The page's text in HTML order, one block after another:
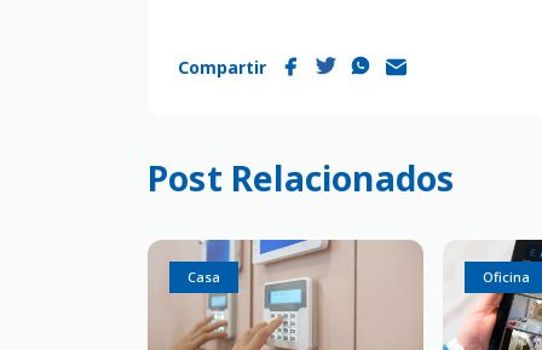
Compartir
Post Relacionados
Casa Negocio
Oficina